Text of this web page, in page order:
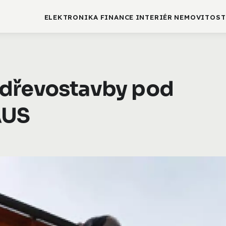
ELEKTRONIKA FINANCE INTERIÉR
pod